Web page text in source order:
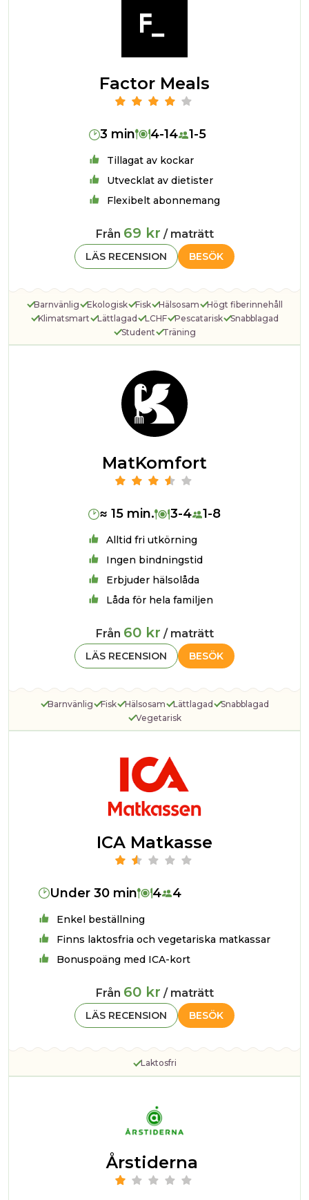
Factor Meals
3 min 4-14 1-5
Tillagat av kockar
Utvecklat av dietister
Flexibelt abonnemang
Från 69 kr / maträtt
BESÖK
LÄS RECENSION
Barnvänlig Ekologisk Fisk Hälsosam
Högt fiberinnehåll
Klimatsmart
Lättlagad LCHF Pescatarisk
Snabblagad
Student
Träning
MatKomfort
≈ 15 min. 3-4 1-8
Alltid fri utkörning
Ingen bindningstid
Erbjuder hälsolåda
Låda för hela familjen
Från 60 kr / maträtt
BESÖK
LÄS RECENSION
Barnvänlig Fisk Hälsosam Lättlagad
Snabblagad
Vegetarisk
ICA Matkasse
Under 30 min 4 4
Enkel beställning
Finns laktosfria och vegetariska matkassar
Bonuspoäng med ICA-kort
Från 60 kr / maträtt
BESÖK
LÄS RECENSION
Laktosfri
Årstiderna